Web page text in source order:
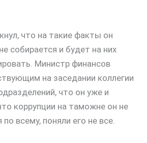
что на такие факты он
собирается и будет на них
Министр финансов
на заседании коллегии
что он уже и
коррупции на таможне он не
всему, поняли его не все.